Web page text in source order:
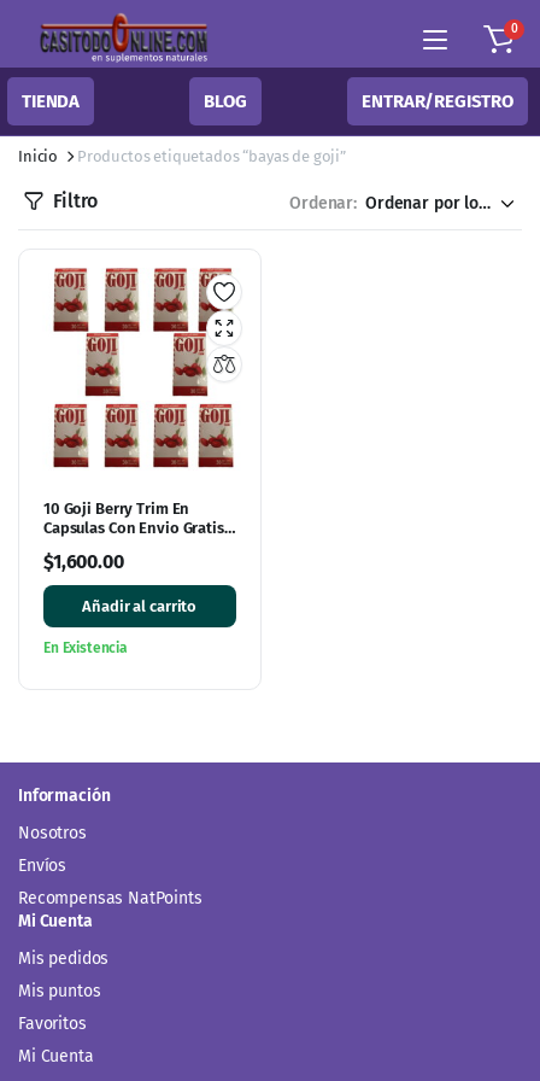
0
TIENDA BLOG ENTRAR/REGISTRO
Inicio Productos etiquetados “bayas de goji”
Filtro Ordenar:
10 Goji Berry Trim En
Capsulas Con Envio Gratis
$1,600.00
Añadir al carrito
En Existencia
Información
Nosotros
Envíos
Recompensas NatPoints
Mi Cuenta
Mis pedidos
Mis puntos
Favoritos
Mi Cuenta